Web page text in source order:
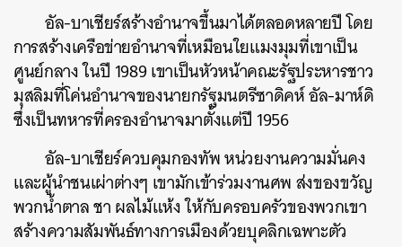
อัล-บาเชียร์สร้างอำนาจขึ้นมาได้ตลอดหลายปี โดย
การสร้างเครือข่ายอำนาจที่เหมือนใยแมงมุมที่เขาเป็น
ศูนย์กลาง ในปี 1989 เขาเป็นหัวหน้าคณะรัฐประหารชาว
มุสลิมที่โค่นอำนาจของนายกรัฐมนตรีซาดิคห์ อัล-มาห์ดิ
ซึ่งเป็นทหารที่ครองอำนาจมาตั้งแต่ปี 1956
อัล-บาเชียร์ควบคุมกองทัพ หน่วยงานความมั่นคง
และผู้นำชนเผ่าต่างๆ เขามักเข้าร่วมงานศพ ส่งของขวัญ
พวกน้ำตาล ชา ผลไม้แห้ง ให้กับครอบครัวของพวกเขา
สร้างความสัมพันธ์ทางการเมืองด้วยบุคลิกเฉพาะตัว